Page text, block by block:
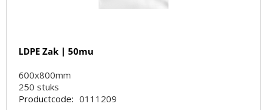
LDPE Zak | 50mu
600x800mm
250 stuks
Productcode: 0111209